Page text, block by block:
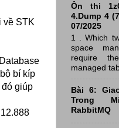
về STK
bí kíp
đó giúp
Ôn thi
4.Dump 4
07/2025
1 . Which
space
require
managed
Bài 6:
Trong
RabbitMQ